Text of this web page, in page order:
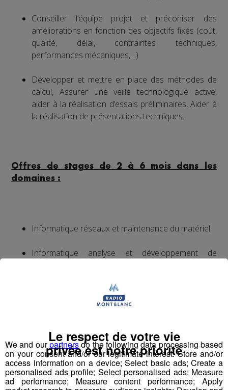
Conseiller l’équipe projet et préconiser des
améliorations en fonction des objectifs fixés (coût,
qualité, délai, contraintes techniques,
performances mécaniques,…)
Développer et mettre en place des méthodes de
calcul, Assurer une veille technologique active,
aider à la réalisation d’essais préliminaires, Aider à
la réalisation de présentations techniques.
Offres de stages de 2 à 6 mois dans les
domaines :
Informatique réseaux et maintenance du matériel
Informatique analyse et développement de
Merci de faire parvenir les candidatures sur
74EMPLOI recrute
We and ourpartnersdo the following data processing based
on your consent and/or our legitimate interest: Store and/or
access information on a device; Select basic ads; Create a
personalised ads profile; Select personalised ads; Measure
ad performance; Measure content performance; Apply
Le respect de votre vie
privée est notre priorité